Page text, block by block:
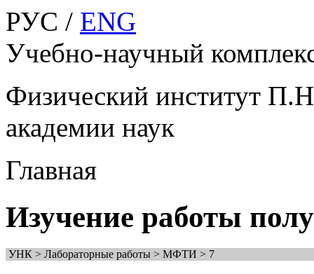
РУС / ENG
Учебно-научный
Физический институт
академии наук
Главная
Изучение работы
УНК > Лабораторные работы > МФТИ > 7